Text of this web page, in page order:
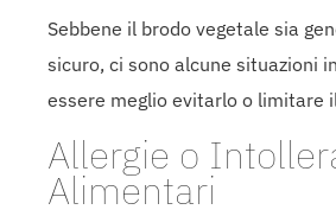
Sebbene il brodo vegetale sia
sicuro, ci sono alcune situazioni
essere meglio evitarlo o limitare
Allergie o
Alimentari